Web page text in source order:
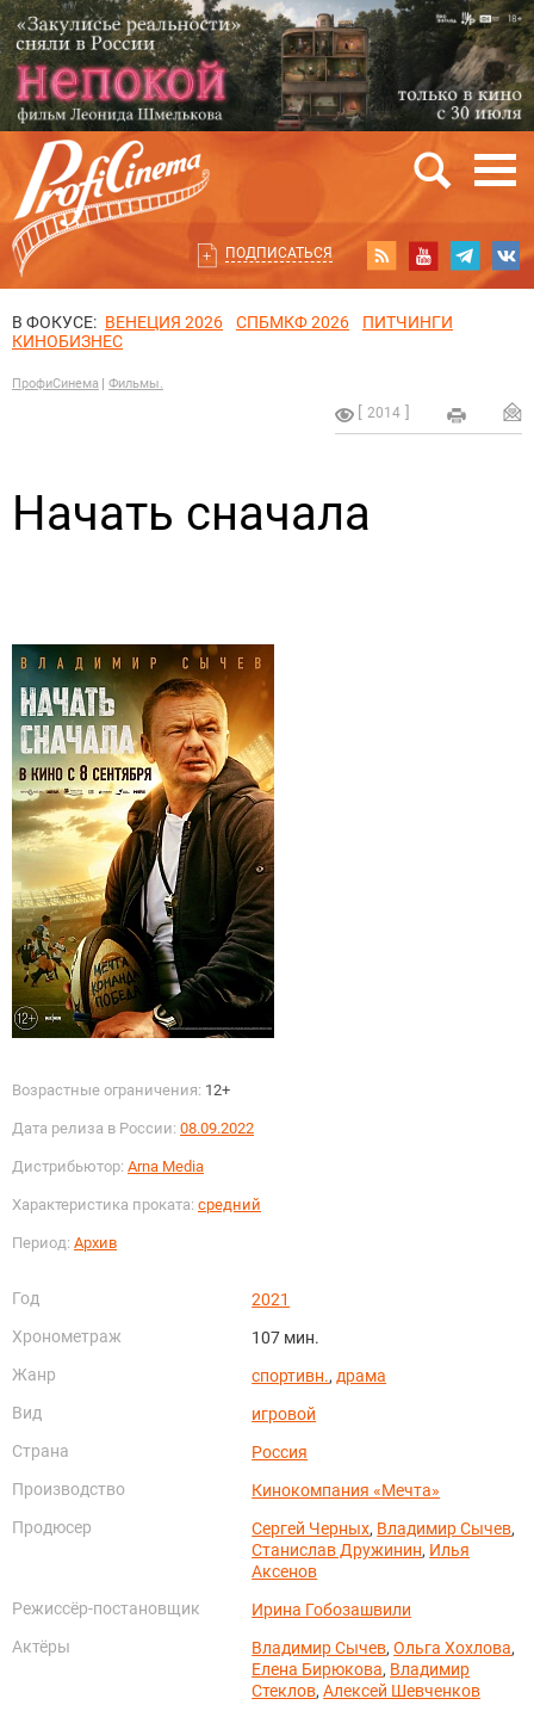
ПОДПИСАТЬСЯ
В ФОКУСЕ: ВЕНЕЦИЯ 2026 СПБМКФ 2026
ПИТЧИНГИ
КИНОБИЗНЕС
ПрофиСинема Фильмы.
2014
Начать сначала
Возрастные ограничения: 12+
Дата релиза в России: 08.09.2022
Дистрибьютор: Arna Media
Характеристика проката: средний
Период: Архив
Год
2021
Хронометраж
107 мин.
Жанр
спортивн., драма
Вид
игровой
Страна
Россия
Производство
Кинокомпания «Мечта»
Продюсер
Сергей Черных, Владимир Сычев,
Станислав Дружинин, Илья
Аксенов
Режиссёр-постановщик
Ирина Гобозашвили
Актёры
Владимир Сычев,Ольга Хохлова,
Елена Бирюкова, Владимир
Стеклов,Алексей Шевченков